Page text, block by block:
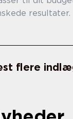
resultater.
flere